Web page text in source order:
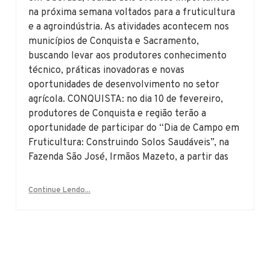
na próxima semana voltados para a fruticultura
e a agroindústria. As atividades acontecem nos
municípios de Conquista e Sacramento,
buscando levar aos produtores conhecimento
técnico, práticas inovadoras e novas
oportunidades de desenvolvimento no setor
agrícola. CONQUISTA: no dia 10 de fevereiro,
produtores de Conquista e região terão a
oportunidade de participar do “Dia de Campo em
Fruticultura: Construindo Solos Saudáveis”, na
Fazenda São José, Irmãos Mazeto, a partir das
Continue Lendo...